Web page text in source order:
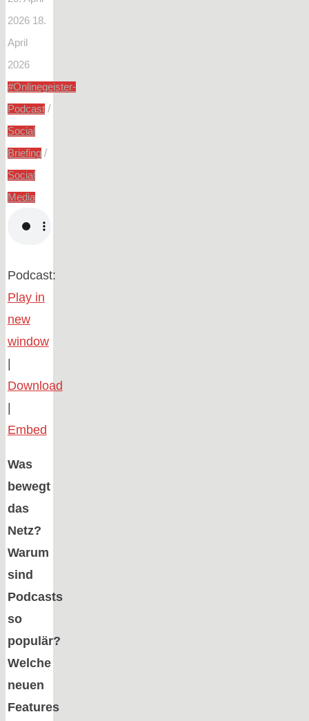
2026 18.
April
2026
#Onlinegeister-
Podcast/
Social
Briefing/
Social
Media
Podcast:
Play in
new
window
|
Download
|
Embed
Was
bewegt
das
Netz?
Warum
sind
Podcasts
so
populär?
Welche
neuen
Features